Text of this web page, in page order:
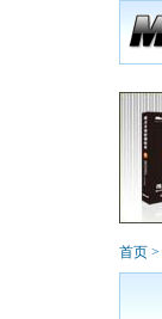
首页 >